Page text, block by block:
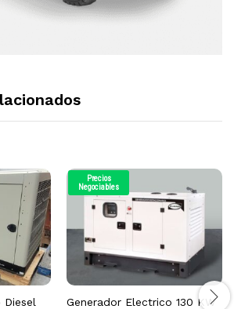
Diesel
Precios
Negociables
Generador Electrico 130 KW